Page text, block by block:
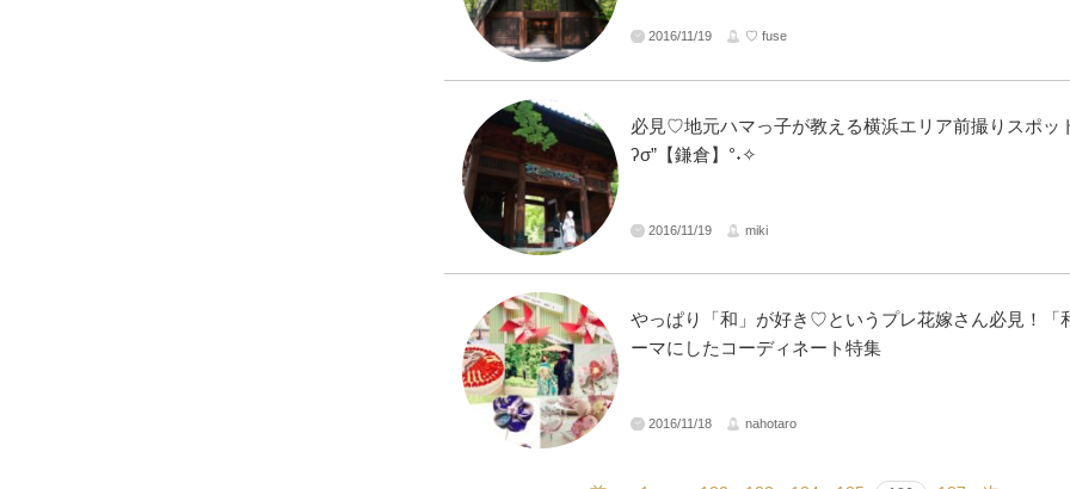
2016/11/19 ♡ fuse
必見♡地元ハマっ子が教える横浜エリア前撮りスポッ
ʔσ”【鎌倉】°˖✧
2016/11/19 miki
やっぱり「和」が好き♡というプレ花嫁さん必見！「
ーマにしたコーディネート特集
2016/11/18 nahotaro